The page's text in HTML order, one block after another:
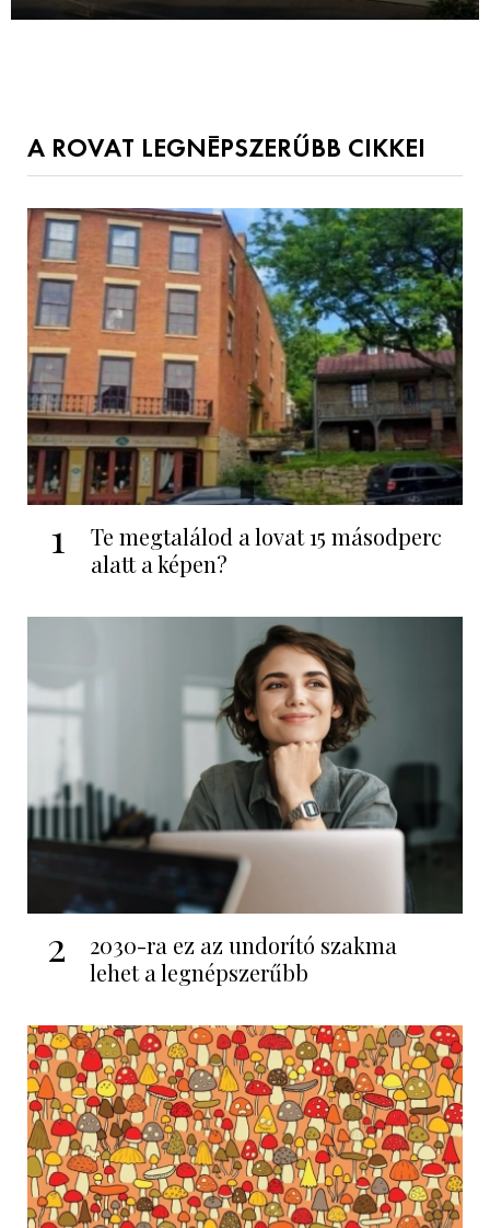
A ROVAT LEGNÉPSZERŰBB CIKKEI
1
Te megtalálod a lovat 15 másodperc
alatt a képen?
2
2030-ra ez az undorító szakma
lehet a legnépszerűbb